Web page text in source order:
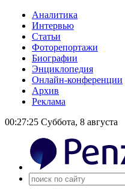
Аналитика
Интервью
Статьи
Фоторепортажи
Биографии
Энциклопедия
Онлайн-конференции
Архив
Реклама
00:27:26 Суббота, 8 августа